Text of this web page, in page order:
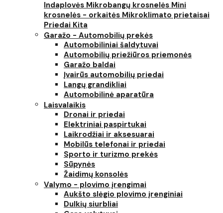
Indaplovės Mikrobangų krosnelės Mini
krosnelės - orkaitės Mikroklimato prietaisai
Priedai Kita
Garažo - Automobilių prekės
Automobiliniai šaldytuvai
Automobilių priežiūros priemonės
Garažo baldai
Įvairūs automobilių priedai
Langų grandikliai
Automobilinė aparatūra
Laisvalaikis
Dronai ir priedai
Elektriniai paspirtukai
Laikrodžiai ir aksesuarai
Mobilūs telefonai ir priedai
Sporto ir turizmo prekės
Sūpynės
Žaidimų konsolės
Valymo - plovimo įrengimai
Aukšto slėgio plovimo įrenginiai
Dulkių siurbliai